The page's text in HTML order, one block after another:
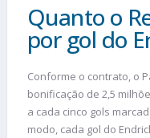
Quanto o
por gol do
Conforme o contrato, o
bonificação de 2,5
a cada cinco gols
modo, cada gol do